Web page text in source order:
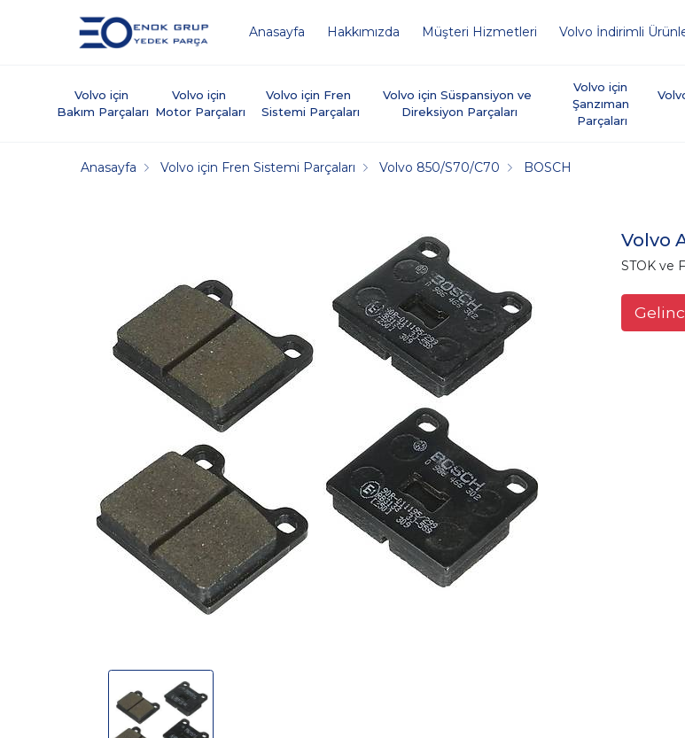
Anasayfa Hakkımızda Müşteri Hizmetleri Volvo İndirimli
Volvo için
Bakım Parçaları
Volvo için
Motor Parçaları
Volvo için Fren
Sistemi Parçaları
Volvo için Süspansiyon ve
Direksiyon Parçaları
Volvo için
Şanzıman
Parçaları
Anasayfa Volvo için Fren Sistemi Parçaları Volvo 850/S70/C70 BOSCH
Volvo
STOK ve